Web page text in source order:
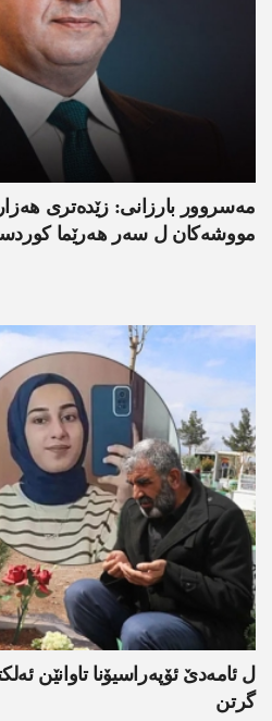
مەسروور بارزانی: زێدەتری
مووشەکان ل سەر ھەرێما
گرتن